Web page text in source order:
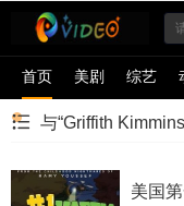
首页 美剧 综艺
与“Griffith
美国